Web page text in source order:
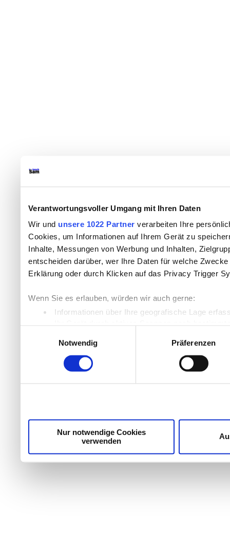
Verantwortungsvoller Umgang mit Ihren Daten
Wir und unsere 1022 Partner verarbeiten Ihre
Cookies, um Informationen auf Ihrem Gerät zu
Inhalte, Messungen von Werbung und Inhalten,
entscheiden darüber, wer Ihre Daten für welche
Erklärung oder durch Klicken auf das Privacy Trigger
Wenn Sie es erlauben, würden wir auch gerne:
Informationen über Ihre geografische Lage
Wir verwenden Cookies, um Inhalte und Anzeigen zu
die Zugriffe auf unsere Website zu analysieren.
Dienste gesammelt haben.
Notwendig
Präferenzen
Nur notwendige Cookies
verwenden